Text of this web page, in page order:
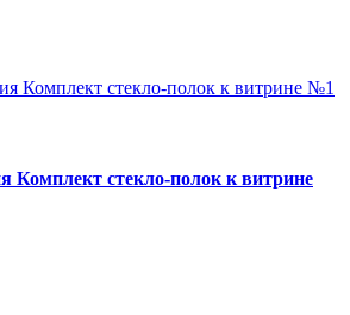
Комплект стекло-полок к витрине